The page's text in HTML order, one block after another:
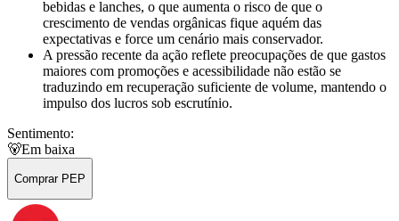
bebidas e lanches, o que aumenta o risco de que o
crescimento de vendas orgânicas fique aquém das
expectativas e force um cenário mais conservador.
A pressão recente da ação reflete preocupações de que gastos
maiores com promoções e acessibilidade não estão se
traduzindo em recuperação suficiente de volume, mantendo o
impulso dos lucros sob escrutínio.
Sentimento:
🐻Em baixa
Comprar PEP